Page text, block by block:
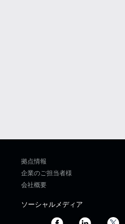
拠点情報
企業のご担当者様
会社概要
ソーシャルメディア